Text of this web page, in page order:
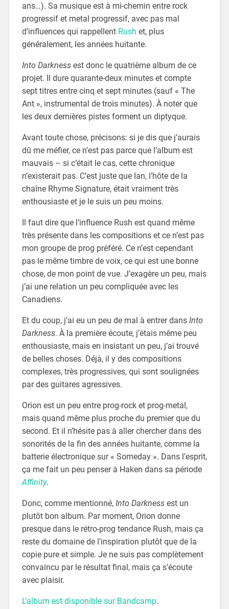
ans…). Sa musique est à mi-chemin entre rock
progressif et metal progressif, avec pas mal
d’influences qui rappellent Rush et, plus
généralement, les années huitante.
Into Darknessest donc le quatrième album de ce
projet. Il dure quarante-deux minutes et compte
sept titres entre cinq et sept minutes (sauf « The
Ant », instrumental de trois minutes). À noter que
les deux dernières pistes forment un diptyque.
Avant toute chose, précisons: si je dis que j’aurais
dû me méfier, ce n’est pas parce que l’album est
mauvais – si c’était le cas, cette chronique
n’existerait pas. C’est juste que Ian, l’hôte de la
chaîne Rhyme Signature, était vraiment très
enthousiaste et je le suis un peu moins.
Il faut dire que l’influence Rush est quand même
très présente dans les compositions et ce n’est pas
mon groupe de prog préféré. Ce n’est cependant
pas le même timbre de voix, ce qui est une bonne
chose, de mon point de vue. J’exagère un peu, mais
j’ai une relation un peu compliquée avec les
Canadiens.
Et du coup, j’ai eu un peu de mal à entrer dans Into
Darkness. À la première écoute, j’étais même peu
enthousiaste, mais en insistant un peu, j’ai trouvé
de belles choses. Déjà, il y des compositions
complexes, très progressives, qui sont soulignées
par des guitares agressives.
Orion est un peu entre prog-rock et prog-metal,
mais quand même plus proche du premier que du
second. Et il n’hésite pas à aller chercher dans des
sonorités de la fin des années huitante, comme la
batterie électronique sur « Someday ». Dans l’esprit,
ça me fait un peu penser à Haken dans sa période
Affinity.
Donc, comme mentionné, Into Darknessest un
plutôt bon album. Par moment, Orion donne
presque dans le rétro-prog tendance Rush, mais ça
reste du domaine de l’inspiration plutôt que de la
copie pure et simple. Je ne suis pas complètement
convaincu par le résultat final, mais ça s’écoute
avec plaisir.
L’album est disponible sur Bandcamp.